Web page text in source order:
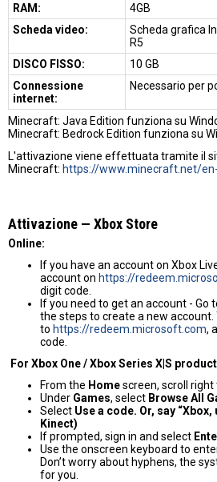
RAM:
4GB
Scheda video:
Scheda grafica
R5
DISCO FISSO:
10 GB
Connessione
internet:
Necessario per
Minecraft: Java Edition funziona su
Minecraft: Bedrock Edition funziona su
L'attivazione viene effettuata tramite il
Minecraft: https://www.minecraft.net/
Attivazione — Хbox Store
Online:
If you have an account on Xbox
account on https://
digit code.
If you need to get an account - Go
the steps to create a new account.
to https://redeem.microsoft.com,
code.
For Xbox One / Xbox Series X|S
From the Homescreen, scroll right
Under Games, select Browse All
Select Use a code. Or, say
Kinect)
If prompted, sign in and select
Use the onscreen keyboard to
Don’t worry about hyphens, the
for you.